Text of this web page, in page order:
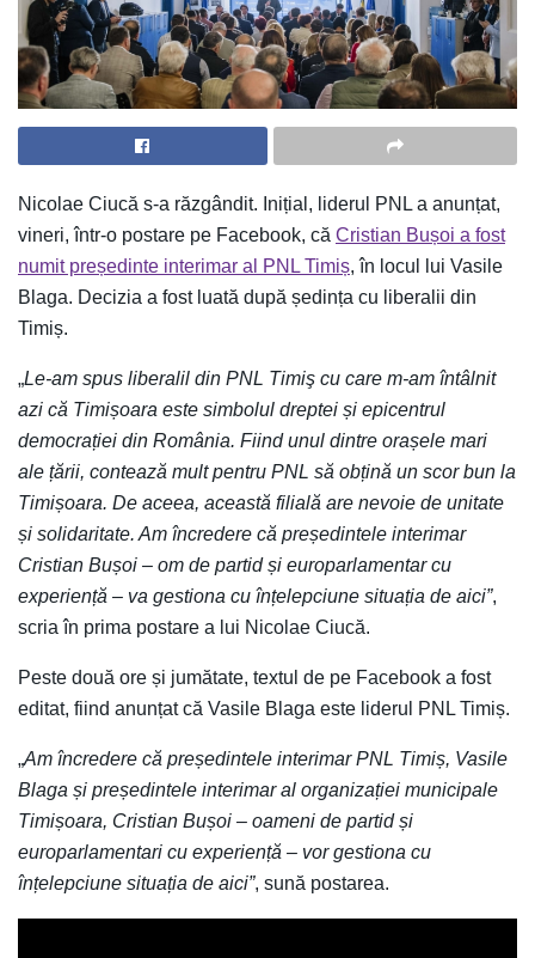
Nicolae Ciucă s-a răzgândit. Inițial, liderul PNL a anunțat,
vineri, într-o postare pe Facebook, că Cristian Bușoi a fost
numit președinte interimar al PNL Timiș, în locul lui Vasile
Blaga. Decizia a fost luată după ședința cu liberalii din
Timiș.
„Le-am spus liberalil din PNL Timiş cu care m-am întâlnit
azi că Timișoara este simbolul dreptei și epicentrul
democrației din România. Fiind unul dintre orașele mari
ale țării, contează mult pentru PNL să obțină un scor bun la
Timișoara. De aceea, această filială are nevoie de unitate
și solidaritate. Am încredere că președintele interimar
Cristian Bușoi – om de partid și europarlamentar cu
experiență – va gestiona cu înțelepciune situația de aici”,
scria în prima postare a lui Nicolae Ciucă.
Peste două ore și jumătate, textul de pe Facebook a fost
editat, fiind anunțat că Vasile Blaga este liderul PNL Timiș.
„Am încredere că președintele interimar PNL Timiș, Vasile
Blaga și președintele interimar al organizației municipale
Timișoara, Cristian Bușoi – oameni de partid și
europarlamentari cu experiență – vor gestiona cu
înțelepciune situația de aici”, sună postarea.